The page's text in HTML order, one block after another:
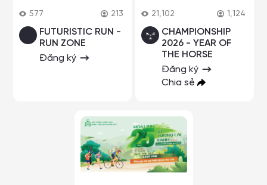
577 213
FUTURISTIC RUN -
RUN ZONE
Đăng ký
21,102 1,124
CHAMPIONSHIP
2026 - YEAR OF
THE HORSE
Đăng ký
Chia sẻ